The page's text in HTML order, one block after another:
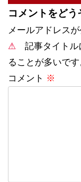
コメントをどう
メールアドレス
⚠ 記事タイトル
ることが多いです
コメント ※